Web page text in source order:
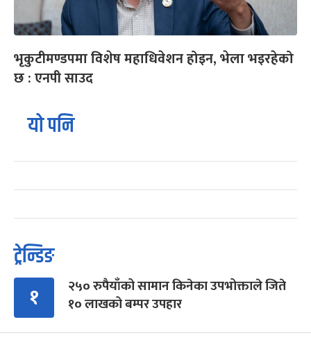
भृकुटीमण्डपमा विशेष महाधिवेशन होइन, भेला भइरहेको
छ : एनपी साउद
यो पनि
ट्रेन्डिङ
१
२५० रुपैयाँको सामान किनेका उपभोक्ताले जिते
१० लाखको बम्पर उपहार